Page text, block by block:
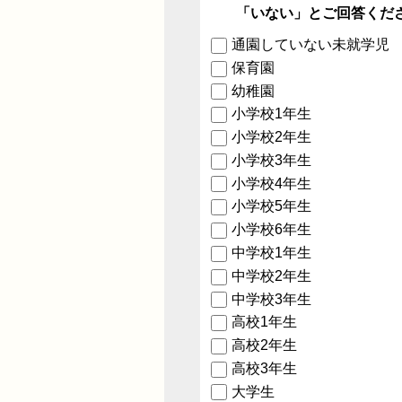
「いない」とご回答くだ
通園していない未就学児
保育園
幼稚園
小学校1年生
小学校2年生
小学校3年生
小学校4年生
小学校5年生
小学校6年生
中学校1年生
中学校2年生
中学校3年生
高校1年生
高校2年生
高校3年生
大学生